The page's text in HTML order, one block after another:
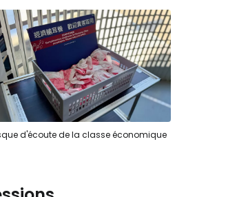
d'écoute de la classe économique